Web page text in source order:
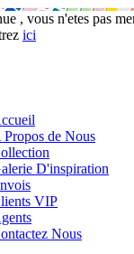
, vous n'etes pas
ici
Propos de Nous
D'inspiration
VIP
Nous